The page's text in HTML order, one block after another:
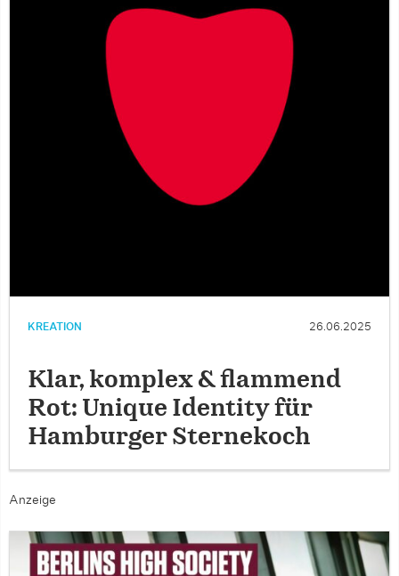
KREATION 26.06.2025
Klar, komplex & flammend
Rot: Unique Identity für
Hamburger Sternekoch
Anzeige